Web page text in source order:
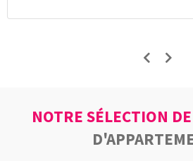
NOTRE SÉLECTION DE